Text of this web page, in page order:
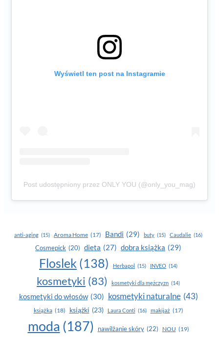
Wyświetl ten post na Instagramie
Post udostępniony przez ONLY YOU (@only_you_mag)
anti-aging (15) Aroma Home (17) Bandi (29) buty (15) Caudalie (16)
Cosmepick (20) dieta (27) dobra książka (29)
Floslek (138) Herbapol (15) INVEO (14)
kosmetyki (83) kosmetyki dla mężczyzn (14)
kosmetyki do włosów (30) kosmetyki naturalne (43)
książka (18) książki (23) Laura Conti (16) makijaż (17)
moda (187) nawilżanie skóry (22) NOU (19)